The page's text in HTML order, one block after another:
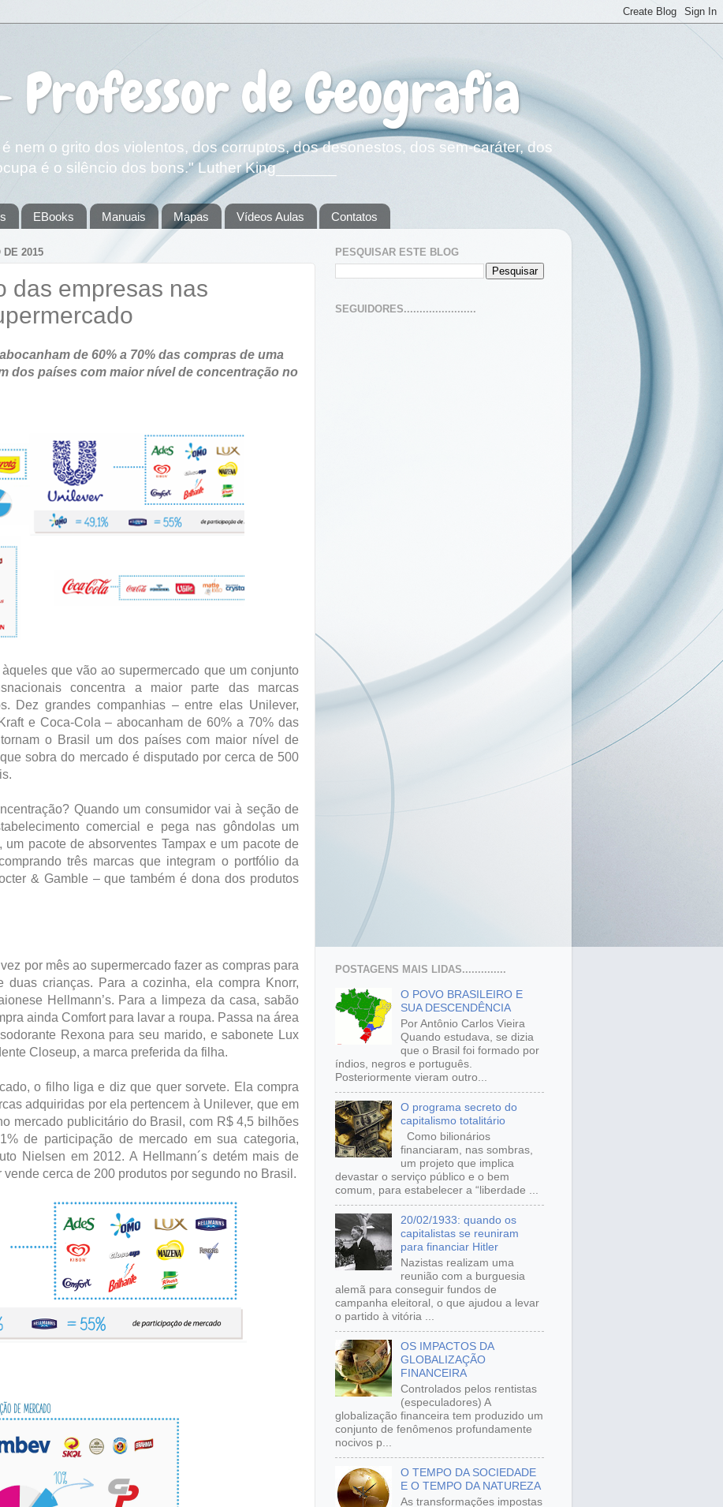
Professor de Geografia
nem o grito dos violentos, dos corruptos, dos desonestos, dos sem-caráter, dos
é o silêncio dos bons." Luther King_______
EBooks Manuais Mapas Vídeos Aulas Contatos
DE 2015
das empresas nas
de 60% a 70% das compras de uma
dos países com maior nível de concentração no
que vão ao supermercado que um conjunto
concentra a maior parte das marcas
Dez grandes companhias – entre elas Unilever,
e Coca-Cola – abocanham de 60% a 70% das
o Brasil um dos países com maior nível de
sobra do mercado é disputado por cerca de 500
Quando um consumidor vai à seção de
comercial e pega nas gôndolas um
pacote de absorventes Tampax e um pacote de
três marcas que integram o portfólio da
& Gamble – que também é dona dos produtos
por mês ao supermercado fazer as compras para
duas crianças. Para a cozinha, ela compra Knorr,
Hellmann’s. Para a limpeza da casa, sabão
ainda Comfort para lavar a roupa. Passa na área
Rexona para seu marido, e sabonete Lux
Closeup, a marca preferida da filha.
o filho liga e diz que quer sorvete. Ela compra
adquiridas por ela pertencem à Unilever, que em
mercado publicitário do Brasil, com R$ 4,5 bilhões
de participação de mercado em sua categoria,
Nielsen em 2012. A Hellmann´s detém mais de
vende cerca de 200 produtos por segundo no Brasil.
PESQUISAR ESTE BLOG
SEGUIDORES.......................
POSTAGENS MAIS LIDAS..............
O POVO BRASILEIRO E
SUA DESCENDÊNCIA
Por Antônio Carlos Vieira
Quando estudava, se dizia
que o Brasil foi formado por
índios, negros e português.
Posteriormente vieram outro...
O programa secreto do
capitalismo totalitário
Como bilionários
financiaram, nas sombras,
um projeto que implica
devastar o serviço público e o bem
comum, para estabelecer a “liberdade ...
20/02/1933: quando os
capitalistas se reuniram
para financiar Hitler
Nazistas realizam uma
reunião com a burguesia
alemã para conseguir fundos de
campanha eleitoral, o que ajudou a levar
o partido à vitória ...
OS IMPACTOS DA
GLOBALIZAÇÃO
FINANCEIRA
Controlados pelos rentistas
(especuladores) A
globalização financeira tem produzido um
conjunto de fenômenos profundamente
nocivos p...
O TEMPO DA SOCIEDADE
E O TEMPO DA NATUREZA
As transformações impostas